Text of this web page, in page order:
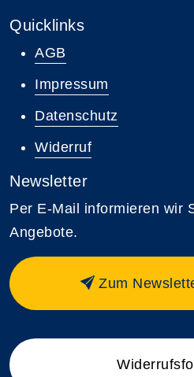
Quicklinks
AGB
Impressum
Datenschutz
Widerruf
Newsletter
Per E-Mail informieren wir
Angebote.
Zum